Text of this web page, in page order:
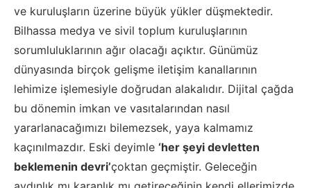
ve kuruluşların üzerine büyük yükler düşmektedir.
Bilhassa medya ve sivil toplum kuruluşlarının
sorumluluklarının ağır olacağı açıktır. Günümüz
dünyasında birçok gelişme iletişim kanallarının
lehimize işlemesiyle doğrudan alakalıdır. Dijital çağda
bu dönemin imkan ve vasıtalarından nasıl
yararlanacağımızı bilemezsek, yaya kalmamız
kaçınılmazdır. Eski deyimle ‘her şeyi devletten
beklemenin devri’çoktan geçmiştir. Geleceğin